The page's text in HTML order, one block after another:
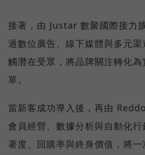
接著，由 Justar 數聚國際接力
過數位廣告、線下媒體與多元
觸潛在受眾，將品牌關注轉化
單。
當新客成功導入後，再由
會員經營、數據分析與自動化
著度、回購率與終身價值，將